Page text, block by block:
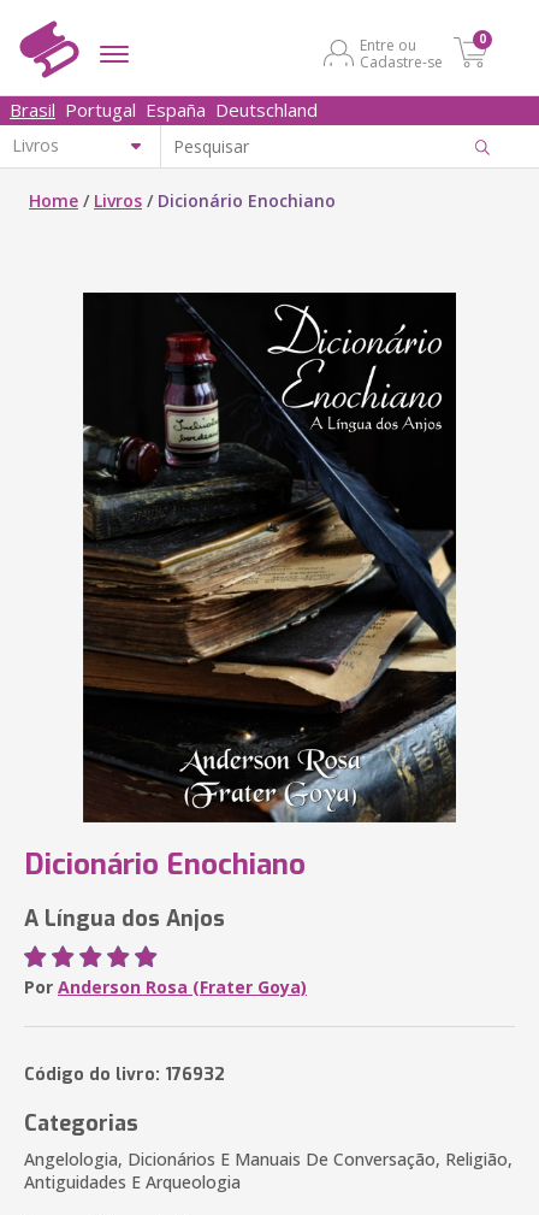
Entre ou
Cadastre-se
0
Brasil Portugal España Deutschland
Home / Livros / Dicionário Enochiano
Dicionário Enochiano
A Língua dos Anjos
Por Anderson Rosa (Frater Goya)
Código do livro: 176932
Categorias
Angelologia, Dicionários E Manuais De Conversação, Religião,
Antiguidades E Arqueologia